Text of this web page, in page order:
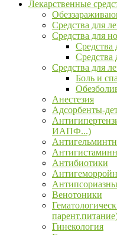
Лекарственные
Средства для
Средства для
Средства
Средства
Средства для
Боль и
Анестезия
Адсорбенты-
ИАПФ...)
Антибиотики
Венотоники
Гинекология